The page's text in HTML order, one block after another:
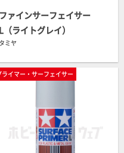
ファインサーフェイサー
L（ライトグレイ）
タミヤ
ライマー・サーフェイサー